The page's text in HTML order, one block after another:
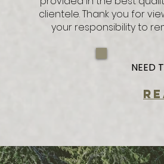
clientele. Thank you for
your responsibility to
NEED